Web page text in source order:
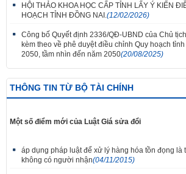
HỘI THẢO KHOA HỌC CẤP TỈNH LẤY Ý KIẾN
HOẠCH TỈNH ĐỒNG NAI. (12/02/2026)
Công bố Quyết định 2336/QĐ-UBND của Chủ
kèm theo về phê duyệt điều chỉnh Quy hoạch
2050, tầm nhìn đến năm 2050(20/08/2025)
THÔNG TIN TỪ BỘ TÀI CHÍNH
Một số điểm mới của Luật Giá sửa đổi
áp dụng pháp luật để xử lý hàng hóa tồn đọng là
không có người nhận(04/11/2015)